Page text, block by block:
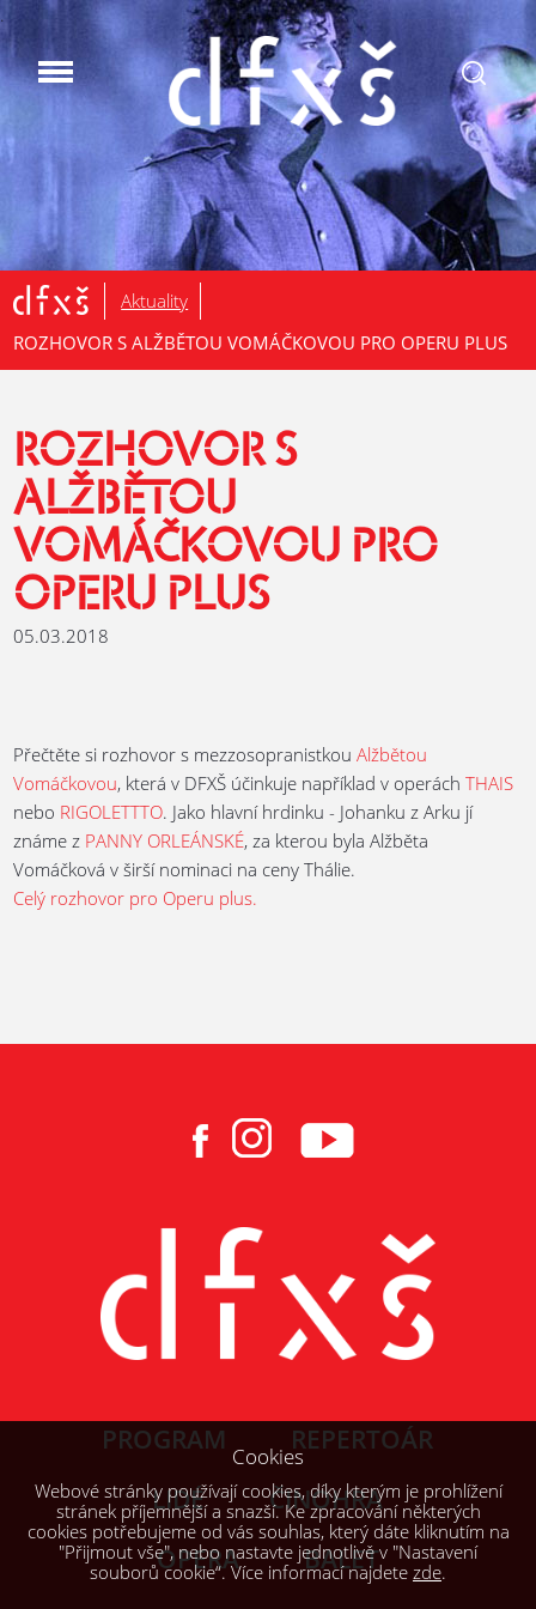
.
Aktuality
ROZHOVOR S ALŽBĚTOU VOMÁČKOVOU PRO OPERU PLUS
ROZHOVOR S
ALŽBĚTOU
VOMÁČKOVOU PRO
OPERU PLUS
05.03.2018
Přečtěte si rozhovor s mezzosopranistkouAlžbětou
Vomáčkovou, která v DFXŠ účinkuje například v operáchTHAIS
nebo RIGOLETTTO. Jako hlavní hrdinku - Johanku z Arku jí
známe z PANNY ORLEÁNSKÉ, za kterou byla Alžběta
Vomáčková v širší nominaci na ceny Thálie.
Celý rozhovor pro Operu plus.
PROGRAM
REPERTOÁR
LIDÉ
ČINOHRA
OPERA
BALET
Cookies
Webové stránky používají cookies, díky kterým je prohlížení
stránek příjemnější a snazší. Ke zpracování některých
cookies potřebujeme od vás souhlas, který dáte kliknutím na
"Přijmout vše", nebo nastavte jednotlivě v "Nastavení
souborů cookie“. Více informací najdete zde.